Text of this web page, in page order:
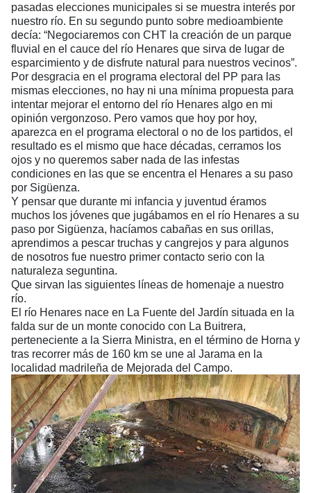
pasadas elecciones municipales si se muestra interés por
nuestro río. En su segundo punto sobre medioambiente
decía: “Negociaremos con CHT la creación de un parque
fluvial en el cauce del río Henares que sirva de lugar de
esparcimiento y de disfrute natural para nuestros vecinos”.
Por desgracia en el programa electoral del PP para las
mismas elecciones, no hay ni una mínima propuesta para
intentar mejorar el entorno del río Henares algo en mi
opinión vergonzoso. Pero vamos que hoy por hoy,
aparezca en el programa electoral o no de los partidos, el
resultado es el mismo que hace décadas, cerramos los
ojos y no queremos saber nada de las infestas
condiciones en las que se encentra el Henares a su paso
por Sigüenza.
Y pensar que durante mi infancia y juventud éramos
muchos los jóvenes que jugábamos en el río Henares a su
paso por Sigüenza, hacíamos cabañas en sus orillas,
aprendimos a pescar truchas y cangrejos y para algunos
de nosotros fue nuestro primer contacto serio con la
naturaleza seguntina.
Que sirvan las siguientes líneas de homenaje a nuestro
río.
El río Henares nace en La Fuente del Jardín situada en la
falda sur de un monte conocido con La Buitrera,
perteneciente a la Sierra Ministra, en el término de Horna y
tras recorrer más de 160 km se une al Jarama en la
localidad madrileña de Mejorada del Campo.